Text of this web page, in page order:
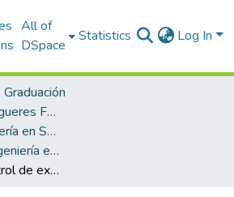
All of
DSpace
Statistics Log In
Biblioteca José Figueres Ferrer
Escuela de Ingeniería en Seguridad Laboral e Higiene Ambiental
Licenciatura en Ingeniería en Seguridad Laboral e Higiene Ambiental
Programa de control de exposición a agentes ambientales biológicos en el Área de Administración del Numerario de Oficina Central del Banco Nacional de Costa Rica